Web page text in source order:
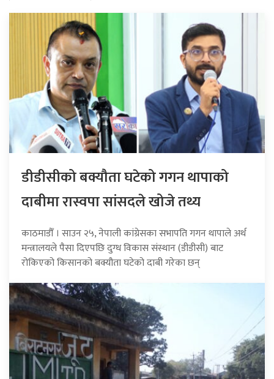
डीडीसीको बक्यौता घटेको गगन थापाको
दाबीमा रास्वपा सांसदले खोजे तथ्य
काठमाडौँ । साउन २५, नेपाली कांग्रेसका सभापति गगन थापाले अर्थ
मन्त्रालयले पैसा दिएपछि दुग्ध विकास संस्थान (डीडीसी) बाट
रोकिएको किसानको बक्यौता घटेको दाबी गरेका छन्